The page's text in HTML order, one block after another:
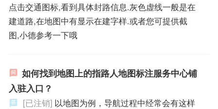
点击交通图标,看到具体封路信息.灰色虚线一般是在
建道路,在地图中有显示在建字样.或者您可提供截
图,小德参考一下哦
如何找到地图上的指路人地图标注服务中心铺
入驻入口？
[已注销] 以地图为例，导航过程中经常会有这样